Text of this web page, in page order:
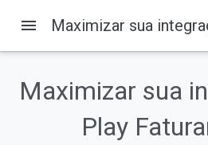
1. Visão geral
Pré-requisitos
O que você vai aprender
O que é necessário
menu
Maximizar sua
Play